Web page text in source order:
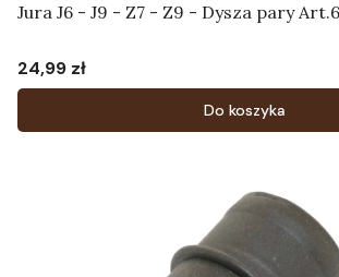
Jura J6 - J9 - Z7 - Z9 - Dysza pary
Cena
24,99 zł
Do koszyka